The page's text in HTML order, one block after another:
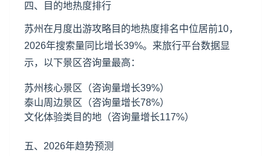
四、目的地热度排行
苏州在月度出游攻略目的地热度排名中位居前10，
2026年搜索量同比增长39%。来旅行平台数据显
示，以下景区咨询量最高：
苏州核心景区（咨询量增长39%）
泰山周边景区（咨询量增长78%）
文化体验类目的地（咨询量增长117%）
五、2026年趋势预测